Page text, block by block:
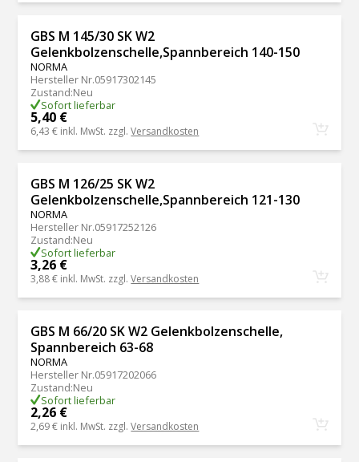
GBS M 145/30 SK W2
Gelenkbolzenschelle,Spannbereich 140-150
NORMA
Hersteller Nr.05917302145
Zustand:Neu
Sofort lieferbar
5,40 €
6,43 € inkl. MwSt. zzgl.Versandkosten
GBS M 126/25 SK W2
Gelenkbolzenschelle,Spannbereich 121-130
NORMA
Hersteller Nr.05917252126
Zustand:Neu
Sofort lieferbar
3,26 €
3,88 € inkl. MwSt. zzgl.Versandkosten
GBS M 66/20 SK W2 Gelenkbolzenschelle,
Spannbereich 63-68
NORMA
Hersteller Nr.05917202066
Zustand:Neu
Sofort lieferbar
2,26 €
2,69 € inkl. MwSt. zzgl.Versandkosten